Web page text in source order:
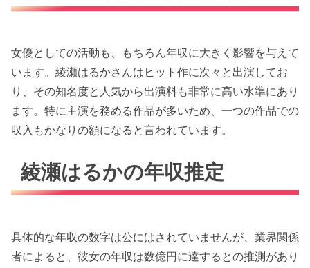
女優としての活動も、もちろん年収に大きく影響を与えて
います。綾瀬はるかさんはヒット作に次々と出演してお
り、その知名度と人気から出演料も非常に高い水準にあり
ます。特に主演を務める作品が多いため、一つの作品での
収入もかなりの額になると言われています。
綾瀬はるかの年収推定
具体的な年収の数字は公にはされていませんが、業界関係
者によると、彼女の年収は数億円に達するとの推測があり